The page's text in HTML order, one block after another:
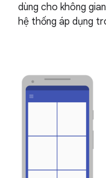
dùng cho không
hệ thống áp dụng